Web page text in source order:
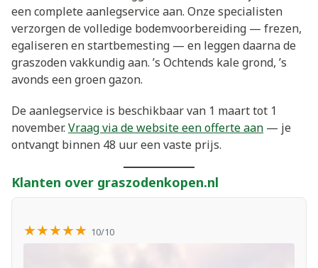
een complete aanlegservice aan. Onze specialisten
verzorgen de volledige bodemvoorbereiding — frezen,
egaliseren en startbemesting — en leggen daarna de
graszoden vakkundig aan. ’s Ochtends kale grond, ’s
avonds een groen gazon.
De aanlegservice is beschikbaar van 1 maart tot 1
november.Vraag via de website een offerte aan — je
ontvangt binnen 48 uur een vaste prijs.
Klanten over graszodenkopen.nl
★★★★★ 10/10